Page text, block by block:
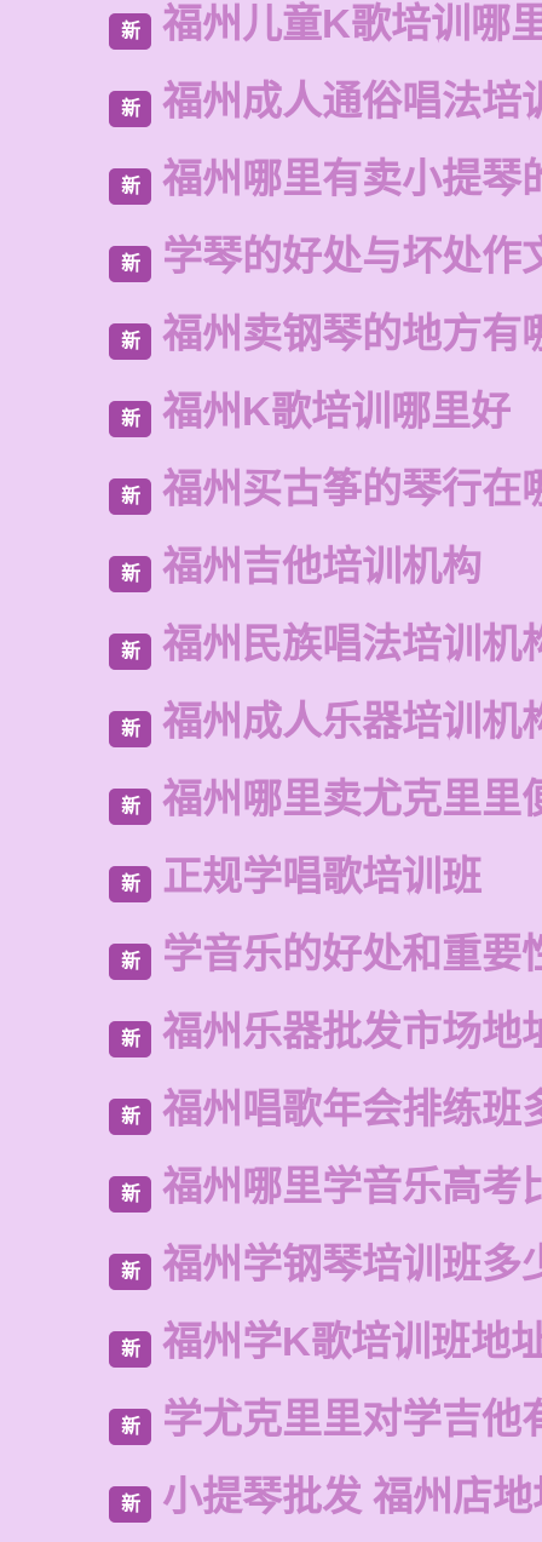
新 福州儿童K歌培训哪
新 福州成人通俗唱法培
新 福州哪里有卖小提琴
新 学琴的好处与坏处作
新 福州卖钢琴的地方有
新 福州K歌培训哪里好
新 福州买古筝的琴行在
新 福州吉他培训机构
新 福州民族唱法培训机
新 福州成人乐器培训机
新 福州哪里卖尤克里里
新 正规学唱歌培训班
新 学音乐的好处和重要
新 福州乐器批发市场地
新 福州唱歌年会排练班
新 福州哪里学音乐高考
新 福州学钢琴培训班多
新 福州学K歌培训班地
新 学尤克里里对学吉他
新 小提琴批发 福州店地